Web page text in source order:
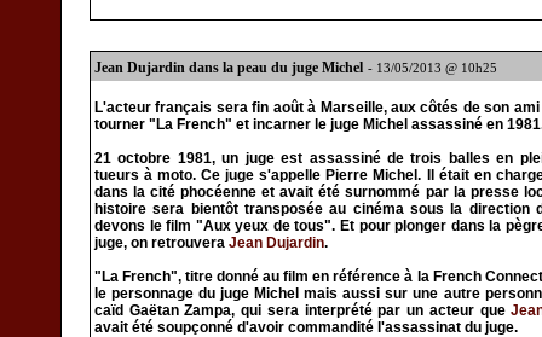
Jean Dujardin dans la peau du juge Michel - 13/05/2013 @ 10h25
L'acteur français sera fin août à Marseille, aux côtés de son
tourner "La French" et incarner le juge Michel assassiné en
21 octobre 1981, un juge est assassiné de trois balles en
tueurs à moto. Ce juge s'appelle Pierre Michel. Il était en
dans la cité phocéenne et avait été surnommé par la presse
histoire sera bientôt transposée au cinéma sous la direction
devons le film "Aux yeux de tous". Et pour plonger dans la
juge, on retrouvera Jean Dujardin.
"La French", titre donné au film en référence à la French
le personnage du juge Michel mais aussi sur une autre
caïd Gaëtan Zampa, qui sera interprété par un acteur que
avait été soupçonné d'avoir commandité l'assassinat du juge.